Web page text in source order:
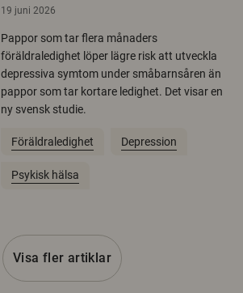
19 juni 2026
Pappor som tar flera månaders
föräldraledighet löper lägre risk att utveckla
depressiva symtom under småbarnsåren än
pappor som tar kortare ledighet. Det visar en
ny svensk studie.
Föräldraledighet Depression
Psykisk hälsa
Visa fler artiklar